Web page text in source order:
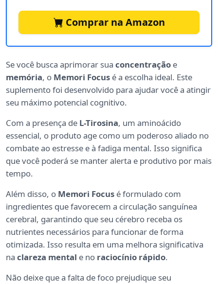
Comprar na Amazon
Se você busca aprimorar sua concentração e
memória, o Memori Focus é a escolha ideal. Este
suplemento foi desenvolvido para ajudar você a atingir
seu máximo potencial cognitivo.
Com a presença de L-Tirosina, um aminoácido
essencial, o produto age como um poderoso aliado no
combate ao estresse e à fadiga mental. Isso significa
que você poderá se manter alerta e produtivo por mais
tempo.
Além disso, o Memori Focus é formulado com
ingredientes que favorecem a circulação sanguínea
cerebral, garantindo que seu cérebro receba os
nutrientes necessários para funcionar de forma
otimizada. Isso resulta em uma melhora significativa
na clareza mental e no raciocínio rápido.
Não deixe que a falta de foco prejudique seu